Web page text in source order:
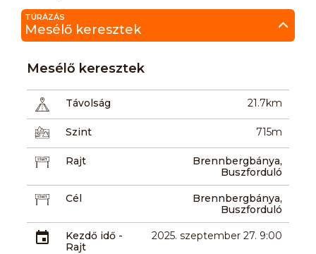
TÚRÁZÁS
Mesélő keresztek
Mesélő keresztek
Távolság 21.7km
Szint 715m
Rajt
Brennbergbánya,
Buszforduló
Cél
Brennbergbánya,
Buszforduló
Kezdő idő -
Rajt
2025. szeptember 27. 9:00